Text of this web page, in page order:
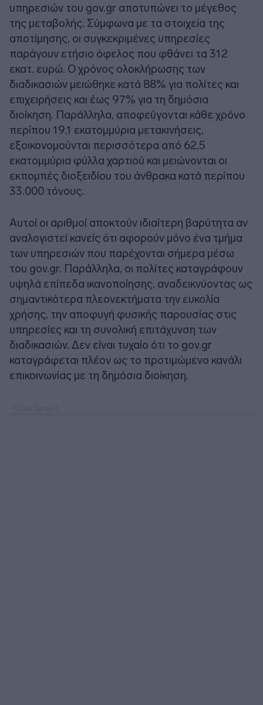
υπηρεσιών του gov.gr αποτυπώνει το μέγεθος
της μεταβολής. Σύμφωνα με τα στοιχεία της
αποτίμησης, οι συγκεκριμένες υπηρεσίες
παράγουν ετήσιο όφελος που φθάνει τα 312
εκατ. ευρώ. Ο χρόνος ολοκλήρωσης των
διαδικασιών μειώθηκε κατά 88% για πολίτες και
επιχειρήσεις και έως 97% για τη δημόσια
διοίκηση. Παράλληλα, αποφεύγονται κάθε χρόνο
περίπου 19,1 εκατομμύρια μετακινήσεις,
εξοικονομούνται περισσότερα από 62,5
εκατομμύρια φύλλα χαρτιού και μειώνονται οι
εκπομπές διοξειδίου του άνθρακα κατά περίπου
33.000 τόνους.
Αυτοί οι αριθμοί αποκτούν ιδιαίτερη βαρύτητα αν
αναλογιστεί κανείς ότι αφορούν μόνο ένα τμήμα
των υπηρεσιών που παρέχονται σήμερα μέσω
του gov.gr. Παράλληλα, οι πολίτες καταγράφουν
υψηλά επίπεδα ικανοποίησης, αναδεικνύοντας ως
σημαντικότερα πλεονεκτήματα την ευκολία
χρήσης, την αποφυγή φυσικής παρουσίας στις
υπηρεσίες και τη συνολική επιτάχυνση των
διαδικασιών. Δεν είναι τυχαίο ότι το gov.gr
καταγράφεται πλέον ως το προτιμώμενο κανάλι
επικοινωνίας με τη δημόσια διοίκηση.